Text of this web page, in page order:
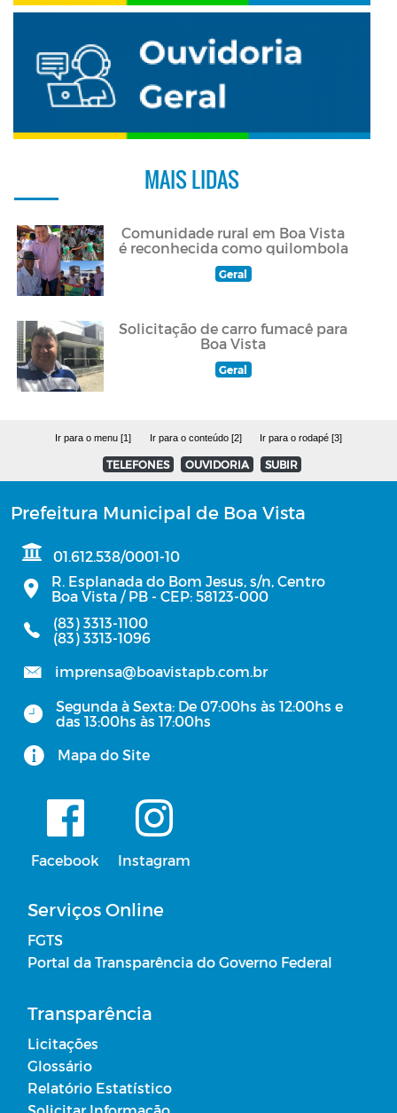
MAIS LIDAS
Comunidade rural em Boa Vista
é reconhecida como quilombola
Geral
Solicitação de carro fumacê para
Boa Vista
Geral
Ir para o menu [1] Ir para o conteúdo [2] Ir para o rodapé [3]
TELEFONES OUVIDORIA SUBIR
Prefeitura Municipal de Boa Vista
01.612.538/0001-10
R. Esplanada do Bom Jesus, s/n, Centro
Boa Vista / PB - CEP: 58123-000
(83) 3313-1100
(83) 3313-1096
imprensa@boavistapb.com.br
Segunda à Sexta: De 07:00hs às 12:00hs e
das 13:00hs às 17:00hs
Mapa do Site
Facebook Instagram
Serviços Online
FGTS
Portal da Transparência do Governo Federal
Transparência
Licitações
Glossário
Relatório Estatístico